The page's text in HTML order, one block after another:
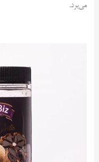
می‌برد.